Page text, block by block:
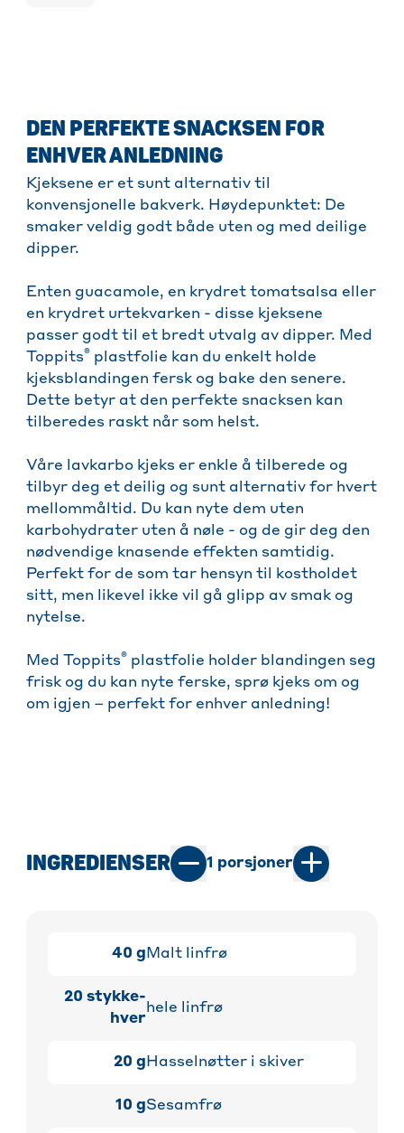
DEN PERFEKTE SNACKSEN FOR
ENHVER ANLEDNING
Kjeksene er et sunt alternativ til
konvensjonelle bakverk. Høydepunktet: De
smaker veldig godt både uten og med deilige
dipper.
Enten guacamole, en krydret tomatsalsa eller
en krydret urtekvarken - disse kjeksene
passer godt til et bredt utvalg av dipper. Med
Toppits® plastfolie kan du enkelt holde
kjeksblandingen fersk og bake den senere.
Dette betyr at den perfekte snacksen kan
tilberedes raskt når som helst.
Våre lavkarbo kjeks er enkle å tilberede og
tilbyr deg et deilig og sunt alternativ for hvert
mellommåltid. Du kan nyte dem uten
karbohydrater uten å nøle - og de gir deg den
nødvendige knasende effekten samtidig.
Perfekt for de som tar hensyn til kostholdet
sitt, men likevel ikke vil gå glipp av smak og
nytelse.
Med Toppits® plastfolie holder blandingen seg
frisk og du kan nyte ferske, sprø kjeks om og
om igjen – perfekt for enhver anledning!
INGREDIENSER 1 porsjoner
40 g Malt linfrø
20 stykke-
hver
hele linfrø
20 g Hasselnøtter i skiver
10 gSesamfrø